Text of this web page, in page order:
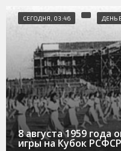
СЕГОДНЯ, 03:46 ДЕНЬ
8 августа 1959 года
игры на Кубок